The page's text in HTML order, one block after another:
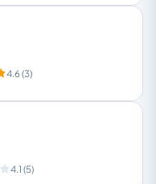
4.1 (5)
4.6 (3)